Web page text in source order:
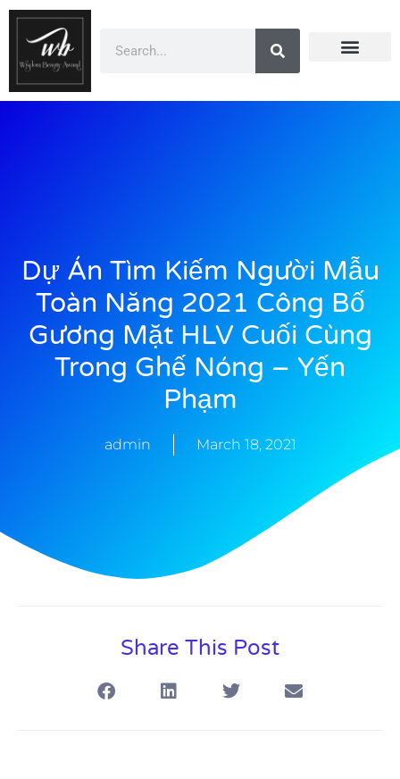
Dự Án Tìm Kiếm Người Mẫu
Toàn Năng 2021 Công Bố
Gương Mặt HLV Cuối Cùng
Trong Ghế Nóng – Yến
Phạm
admin March 18, 2021
Share This Post